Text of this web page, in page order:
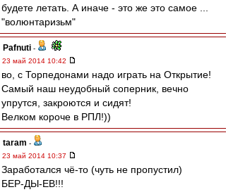
будете летать. А иначе - это же это самое ...
"волюнтаризьм"
Pafnuti -
23 май 2014 10:42
во, с Торпедонами надо играть на Открытие!
Самый наш неудобный соперник, вечно
упрутся, закроются и сидят!
Велком короче в РПЛ!))
taram -
23 май 2014 10:37
Заработался чё-то (чуть не пропустил)
БЕР-ДЫ-ЕВ!!!